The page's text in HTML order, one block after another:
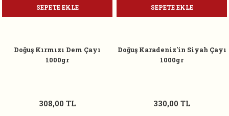
SEPETE EKLE SEPETE EKLE
Doğuş Kırmızı Dem Çayı
1000gr
308,00 TL
Doğuş Karadeniz'in Siyah Çayı
1000gr
330,00 TL